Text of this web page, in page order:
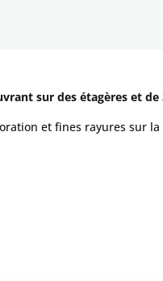
sur des étagères et
et fines rayures sur